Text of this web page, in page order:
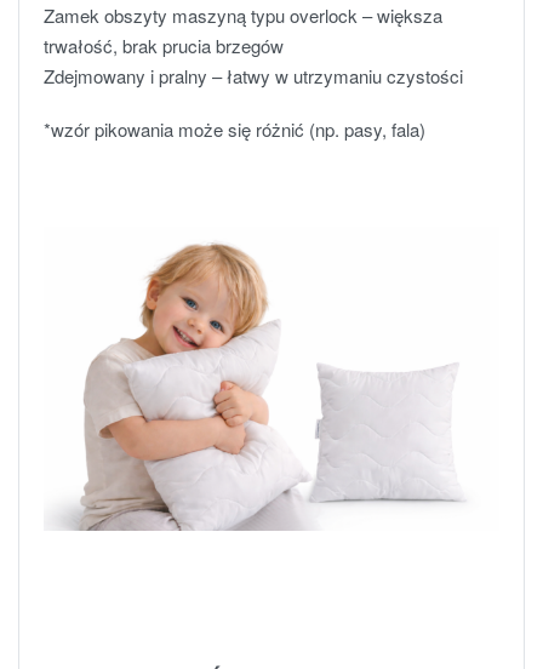
Zamek obszyty maszyną typu overlock – większa
trwałość, brak prucia brzegów
Zdejmowany i pralny – łatwy w utrzymaniu czystości
*wzór pikowania może się różnić (np. pasy, fala)